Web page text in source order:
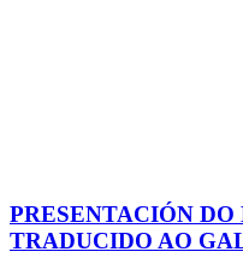
PRESENTACIÓN
TRADUCIDO AO